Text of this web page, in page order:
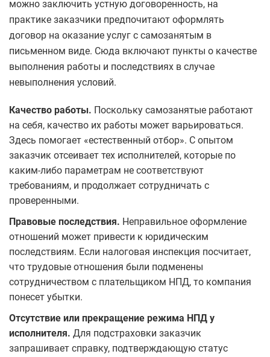
можно заключить устную договоренность, на
практике заказчики предпочитают оформлять
договор на оказание услуг с самозанятым в
письменном виде. Сюда включают пункты о качестве
выполнения работы и последствиях в случае
невыполнения условий.
Качество работы. Поскольку самозанятые работают
на себя, качество их работы может варьироваться.
Здесь помогает «естественный отбор». С опытом
заказчик отсеивает тех исполнителей, которые по
каким-либо параметрам не соответствуют
требованиям, и продолжает сотрудничать с
проверенными.
Правовые последствия. Неправильное оформление
отношений может привести к юридическим
последствиям. Если налоговая инспекция посчитает,
что трудовые отношения были подменены
сотрудничеством с плательщиком НПД, то компания
понесет убытки.
Отсутствие или прекращение режима НПД у
исполнителя. Для подстраховки заказчик
запрашивает справку, подтверждающую статус